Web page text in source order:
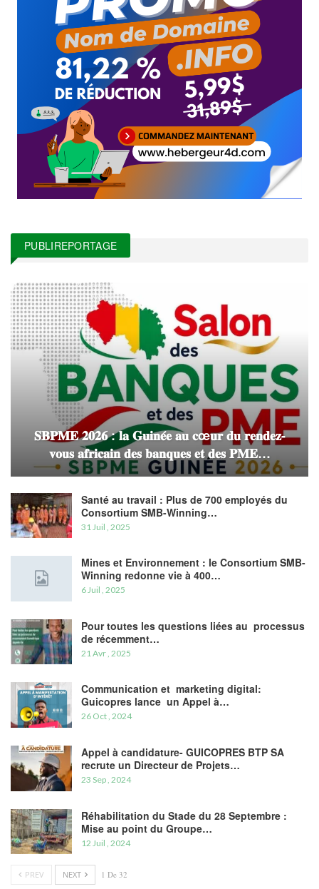
PUBLIREPORTAGE
𝐒𝐁𝐏𝐌𝐄 𝟐𝟎𝟐𝟔 : 𝐥𝐚 𝐆𝐮𝐢𝐧𝐞́𝐞 𝐚𝐮 𝐜œ𝐮𝐫 𝐝𝐮 𝐫𝐞𝐧𝐝𝐞𝐳-
𝐯𝐨𝐮𝐬 𝐚𝐟𝐫𝐢𝐜𝐚𝐢𝐧 𝐝𝐞𝐬 𝐛𝐚𝐧𝐪𝐮𝐞𝐬 𝐞𝐭 𝐝𝐞𝐬 𝐏𝐌𝐄…
Santé au travail : Plus de 700 employés du
Consortium SMB-Winning…
31 Juil , 2025
Mines et Environnement : le Consortium SMB-
Winning redonne vie à 400…
6 Juil , 2025
Pour toutes les questions liées au processus
de récemment…
21 Avr , 2025
Communication et marketing digital:
Guicopres lance un Appel à…
26 Oct , 2024
Appel à candidature- GUICOPRES BTP SA
recrute un Directeur de Projets…
23 Sep , 2024
Réhabilitation du Stade du 28 Septembre :
Mise au point du Groupe…
12 Juil , 2024
PREV NEXT 1 De 32